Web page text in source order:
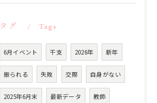
タグ Tags
6月イベント 干支 2026年 新年
振られる 失敗 交際 自身がない
2025年6月末 最新データ 教師